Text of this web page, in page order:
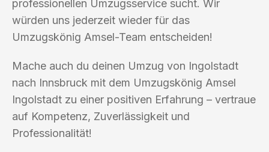
professionellen Umzugsservice sucht. Wir
würden uns jederzeit wieder für das
Umzugskönig Amsel-Team entscheiden!
Mache auch du deinen Umzug von Ingolstadt
nach Innsbruck mit dem Umzugskönig Amsel
Ingolstadt zu einer positiven Erfahrung – vertraue
auf Kompetenz, Zuverlässigkeit und
Professionalität!